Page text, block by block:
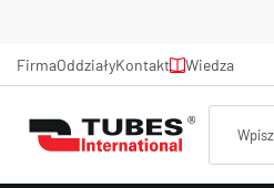
FirmaOddziałyKontakt Wiedza